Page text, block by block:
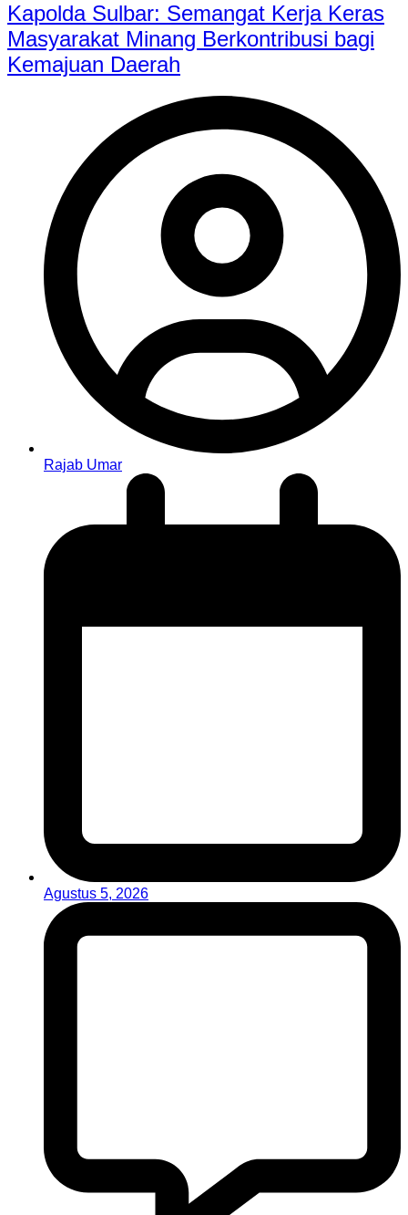
Kapolda Sulbar: Semangat Kerja Keras
Masyarakat Minang Berkontribusi bagi
Kemajuan Daerah
Rajab Umar
Agustus 5, 2026